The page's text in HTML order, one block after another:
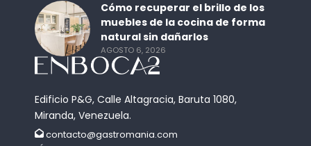
Edificio P&G, Calle Altagracia, Baruta 1080,
Miranda, Venezuela.
contacto@gastromania.com
Cómo recuperar el brillo de los
muebles de la cocina de forma
natural sin dañarlos
AGOSTO 6, 2026